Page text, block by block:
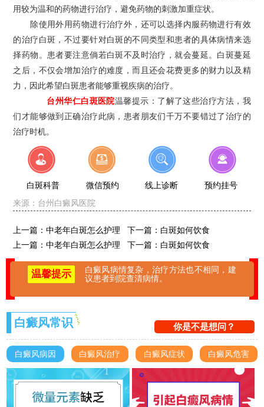
用较为温和的药物进行治疗，避免药物的刺激加重症状。
除使用外用药物进行治疗外，还可以选择内服药物进行有效
的治疗白斑，不过要针对白斑的不同类型和患者的具体病情来选
择药物。患者要注意倘若白斑不及时治疗，就会蔓延。白斑蔓延
之后，不仅会增加治疗的难度，而且还会花费更多的财力以及精
力，因此希望白斑患者能够重视疾病的治疗。
台州华仁白斑医院温馨提示：了解了这些治疗方法，我
们才能够做到正确治疗此病，患者朋友们千万不要错过了治疗的
治疗时机。
白斑科普 微信预约 线上诊断
预约挂号
来源： 台州白癜风医院
上一篇：中老年白斑怎么护理 下一篇： 白斑如何饮食
上一篇：中老年白斑怎么护理 下一篇： 白斑如何饮食
温馨提示
白癜风病情复杂，治疗方法也不相同，建
议患者到院查清病情。
白癜风常识 你是不是想问？
白癜风病因 白癜风治疗 白癜风症状 白癜风危害